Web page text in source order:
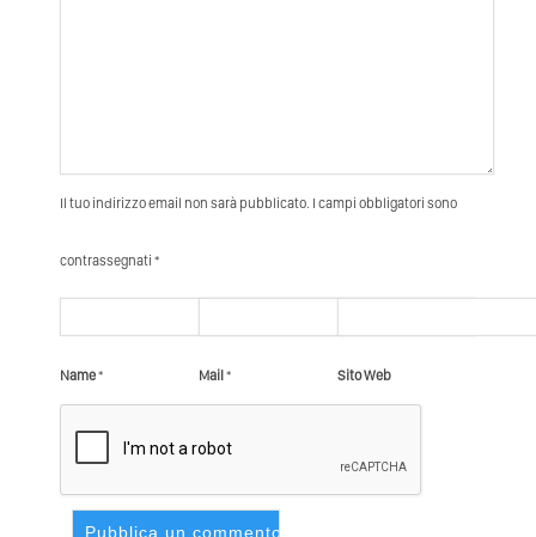
Il tuo indirizzo email non sarà pubblicato. I campi obbligatori sono
contrassegnati *
Name* Mail * Sito Web